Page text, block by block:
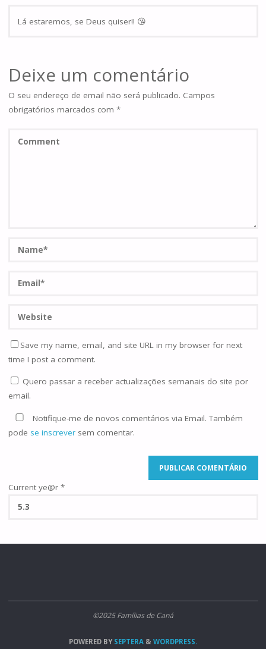
Lá estaremos, se Deus quiser!! 😘
Deixe um comentário
O seu endereço de email não será publicado. Campos
obrigatórios marcados com *
Save my name, email, and site URL in my browser for next
time I post a comment.
Quero passar a receber actualizações semanais do site por
email.
Notifique-me de novos comentários via Email. Também
pode se inscreversem comentar.
Current ye@r *
©2025 Famílias de Caná
POWERED BYSEPTERA & WORDPRESS.